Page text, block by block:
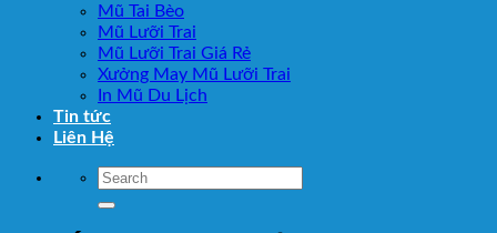
Mũ Tai Bèo
Mũ Lưỡi Trai
Mũ Lưỡi Trai Giá Rẻ
Xưởng May Mũ Lưỡi Trai
In Mũ Du Lịch
Tin tức
Liên Hệ